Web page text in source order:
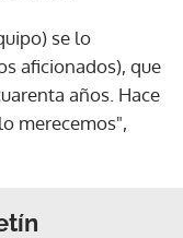
se lo
aficionados), que
años. Hace
merecemos",